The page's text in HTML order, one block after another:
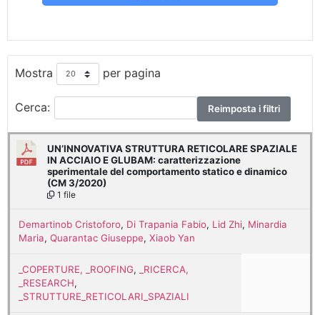
Mostra per pagina
Cerca: Reimposta i filtri
UN’INNOVATIVA STRUTTURA RETICOLARE SPAZIALE
IN ACCIAIO E GLUBAM: caratterizzazione
sperimentale del comportamento statico e dinamico
(CM 3/2020)
1 file
Demartinob Cristoforo, Di Trapania Fabio, Lid Zhi, Minardia
Maria, Quarantac Giuseppe, Xiaob Yan
_COPERTURE, _ROOFING,
_RICERCA,
_RESEARCH,
_STRUTTURE_RETICOLARI_SPAZIALI